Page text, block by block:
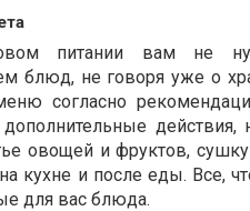
питании вам не
блюд, не говоря уже о
согласно
овощей и фруктов,
кухне и после еды. Все,
для вас блюда.